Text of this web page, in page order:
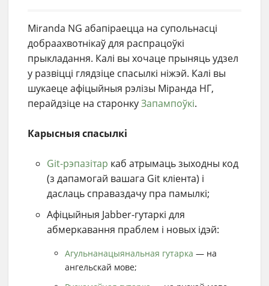
Miranda NG абапіраецца на супольнасці
добраахвотнікаў для распрацоўкі
прыкладання. Калі вы хочаце прыняць удзел
у развіцці глядзіце спасылкі ніжэй. Калі вы
шукаеце афіцыйныя рэлізы Міранда НГ,
перайдзіце на старонкуЗапампоўкі.
Карысныя спасылкі
Git-рэпазітар каб атрымаць зыходны код
(з дапамогай вашага Git кліента) і
даслаць справаздачу пра памылкі;
Афiцыйныя Jabber-гутаркi для
абмеркавання праблем i новых iдэй:
Агульнанацыян­альная гутарка — на
ангельскай мове;